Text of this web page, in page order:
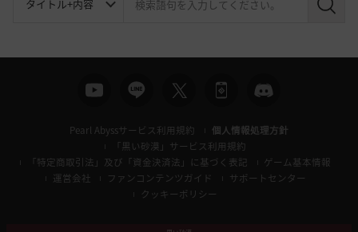
検
Pearl Abyssサービス利用規約
個人情報処理方針
「黒い砂漠」サービス利用規約
「特定商取引法」及び「資金決済法」に基づく表記
ゲーム基本情報
運営会社
ファンコンテンツガイド
サポートセンター
クッキーポリシー